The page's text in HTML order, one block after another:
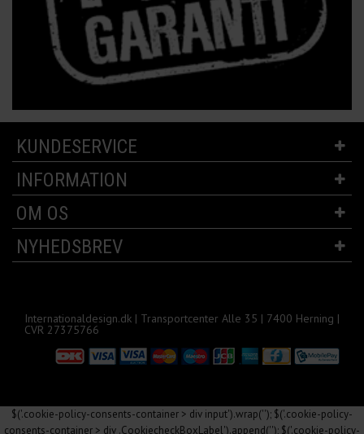
KUNDESERVICE
INFORMATION
OM OS
NYHEDSBREV
Internationaldesign.dk | Transportcenter Alle 35 | 7400 Herning |
CVR 27375766
$('.cookie-policy-consents-container > div input').wrap(''); $('.cookie-policy-
consents-container > div .CookiecheckBoxLabel').append(''); $('.cookie-policy-